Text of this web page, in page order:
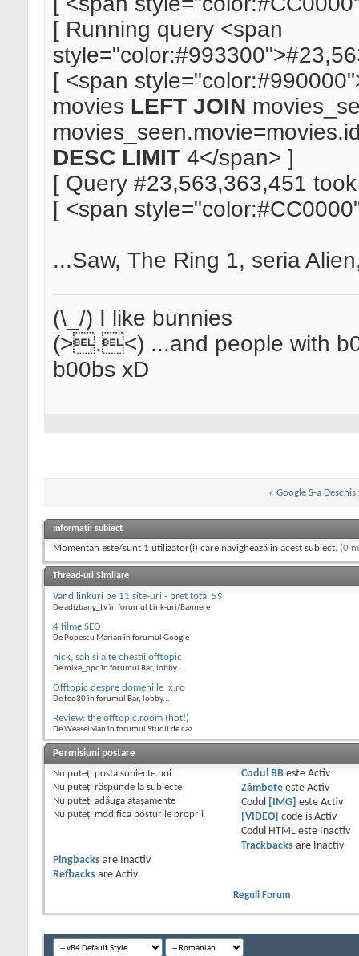
[ Running query <span
[ <span
movies LEFT JOIN
DESC LIMIT 4</span> ]
[ Query #23,563,363,451
[ <span
...Saw, The Ring 1, seria
(\_/) I like bunnies
(>.<) ...and people with
b00bs xD
« Google S-a Deschis
Informații subiect
Momentan este/sunt 1 utilizator(i) care navighează în acest subiect. (0
Thread-uri Similare
Vand linkuri pe 11 site-uri - pret total 5$
De adizbang_tv în forumul Link-uri/Bannere
4 filme SEO
De Popescu Marian în forumul Google
nick, sah si alte chestii offtopic
De mike_ppc în forumul Bar, lobby...
Offtopic despre domeniile lx.ro
De teo30 în forumul Bar, lobby...
Review: the offtopic.room (hot!)
De WeaselMan în forumul Studii de caz
Permisiuni postare
Nu puteţi posta subiecte noi.
Nu puteţi răspunde la subiecte
Nu puteţi adăuga ataşamente
Nu puteţi modifica posturile proprii
Codul BBeste Activ
Zâmbeteeste Activ
Codul
[IMG] este Activ
[VIDEO]
code is Activ
Codul HTML este
Inactiv
Trackbacksare
Inactiv
Pingbacks are
Inactiv
Refbacks are Activ
Reguli Forum